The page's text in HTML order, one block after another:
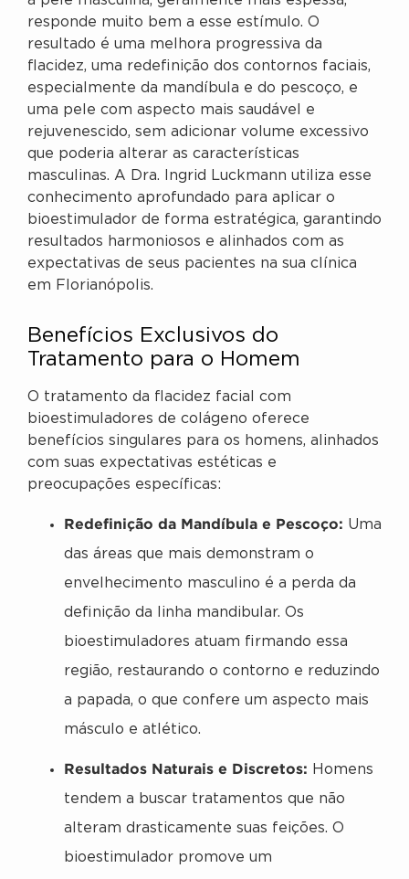
responde muito bem a esse estímulo. O
resultado é uma melhora progressiva da
flacidez, uma redefinição dos contornos faciais,
especialmente da mandíbula e do pescoço, e
uma pele com aspecto mais saudável e
rejuvenescido, sem adicionar volume excessivo
que poderia alterar as características
masculinas. A Dra. Ingrid Luckmann utiliza esse
conhecimento aprofundado para aplicar o
bioestimulador de forma estratégica, garantindo
resultados harmoniosos e alinhados com as
expectativas de seus pacientes na sua clínica
em Florianópolis.
Benefícios Exclusivos do
Tratamento para o Homem
O tratamento da flacidez facial com
bioestimuladores de colágeno oferece
benefícios singulares para os homens, alinhados
com suas expectativas estéticas e
preocupações específicas:
Redefinição da Mandíbula e Pescoço: Uma
das áreas que mais demonstram o
envelhecimento masculino é a perda da
definição da linha mandibular. Os
bioestimuladores atuam firmando essa
região, restaurando o contorno e reduzindo
a papada, o que confere um aspecto mais
másculo e atlético.
Resultados Naturais e Discretos: Homens
tendem a buscar tratamentos que não
alteram drasticamente suas feições. O
bioestimulador promove um